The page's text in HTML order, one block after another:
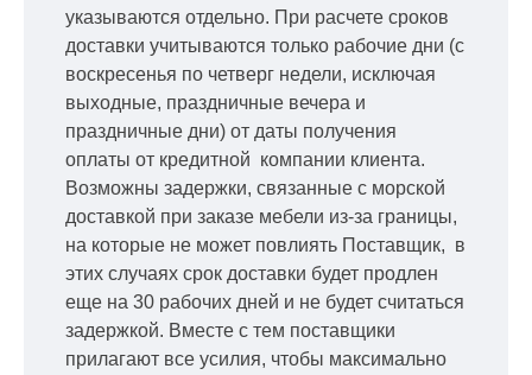
указываются отдельно. При расчете сроков
доставки учитываются только рабочие дни (с
воскресенья по четверг недели, исключая
выходные, праздничные вечера и
праздничные дни) от даты получения
оплаты от кредитной компании клиента.
Возможны задержки, связанные с морской
доставкой при заказе мебели из-за границы,
на которые не может повлиять Поставщик, в
этих случаях срок доставки будет продлен
еще на 30 рабочих дней и не будет считаться
задержкой. Вместе с тем поставщики
прилагают все усилия, чтобы максимально